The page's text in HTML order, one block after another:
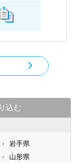
込む
岩手県
山形県